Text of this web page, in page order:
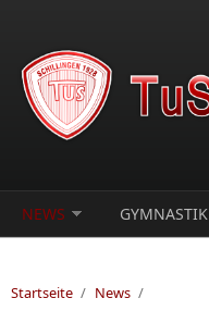
NEWS GYMNASTIK
Startseite / News /